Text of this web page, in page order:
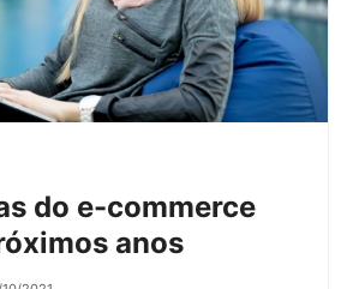
do e-commerce
anos